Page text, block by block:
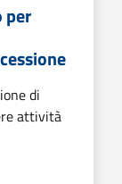
per
di
attività